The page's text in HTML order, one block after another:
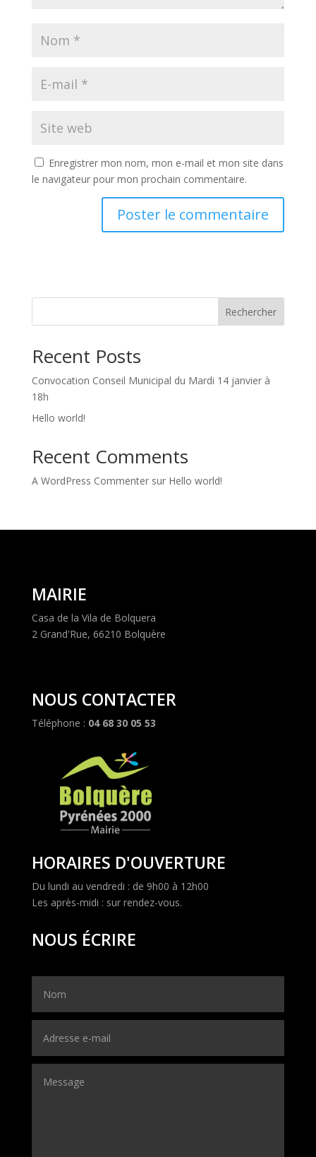
Enregistrer mon nom, mon e-mail et mon site dans
le navigateur pour mon prochain commentaire.
Rechercher
Recent Posts
Convocation Conseil Municipal du Mardi 14 janvier à
18h
Hello world!
Recent Comments
A WordPress Commentersur Hello world!
MAIRIE
Casa de la Vila de Bolquera
2 Grand'Rue, 66210 Bolquère
NOUS CONTACTER
Téléphone : 04 68 30 05 53
HORAIRES D'OUVERTURE
Du lundi au vendredi : de 9h00 à 12h00
Les après-midi : sur rendez-vous.
NOUS ÉCRIRE